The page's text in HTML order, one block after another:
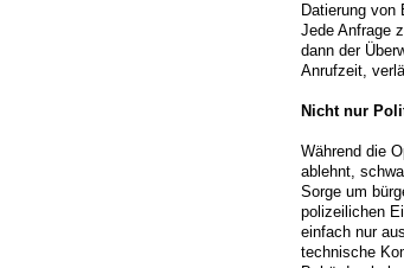
Datierung
Jede Anfrage
dann der
Anrufzeit,
Nicht nur
Während die
ablehnt,
Sorge um
polizeilichen
einfach nur
technische